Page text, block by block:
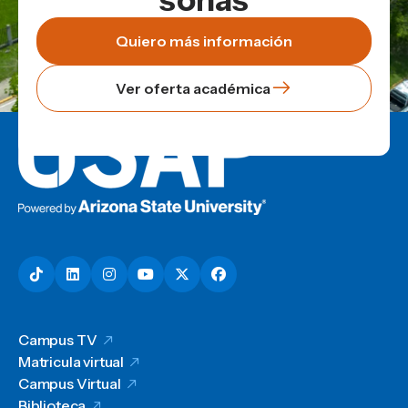
Quiero más información
Ver oferta académica
Campus TV
Matricula virtual
Campus Virtual